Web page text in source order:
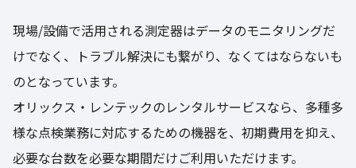
現場/設備で活用される測定器はデータのモニタリングだ
けでなく、トラブル解決にも繋がり、なくてはならないも
のとなっています。
オリックス・レンテックのレンタルサービスなら、多種多
様な点検業務に対応するための機器を、初期費用を抑え、
必要な台数を必要な期間だけご利用いただけます。